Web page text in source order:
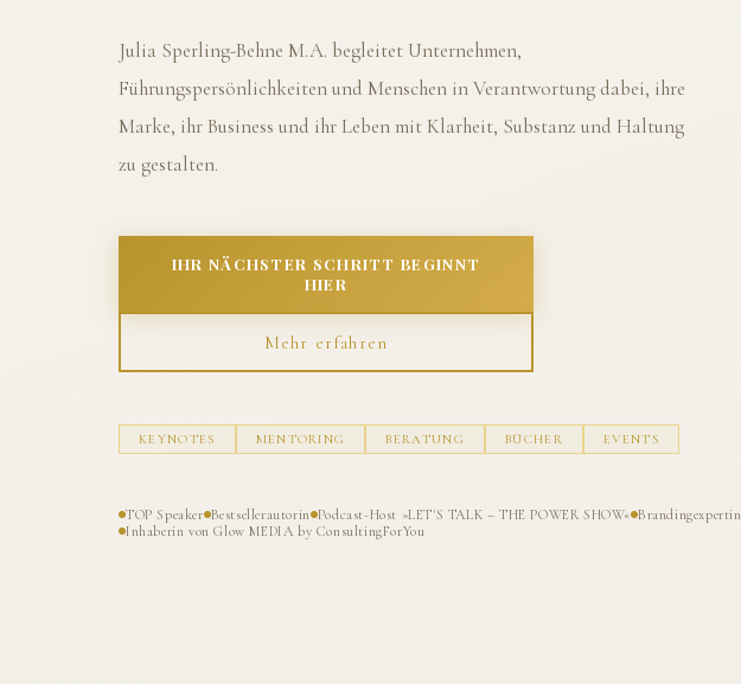
Julia Sperling-Behne M.A. begleitet Unternehmen,
Führungspersönlichkeiten und Menschen in Verantwortung dabei, ihre
Marke, ihr Business und ihr Leben mit Klarheit, Substanz und Haltung
zu gestalten.
IHR NÄCHSTER SCHRITT BEGINNT
HIER
Mehr erfahren
KEYNOTES MENTORING BERATUNG BÜCHER EVENTS
TOP Speaker Bestsellerautorin Podcast-Host »LET'S TALK – THE POWER SHOW« Brandingexpertin
Inhaberin von Glow MEDIA by ConsultingForYou